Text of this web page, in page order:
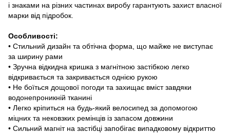
і знаками на різних частинах виробу гарантують захист власної
марки від підробок.
Особливості:
• Стильний дизайн та обтічна форма, що майже не виступає
за ширину рами
• Зручна відкидна кришка з магнітною застібкою легко
відкривається та закривається однією рукою
• Не боїться дощової погоди та захищає вміст завдяки
водонепроникній тканині
​​​​​• Легко кріпиться на будь-який велосипед за допомогою
міцних та нековзких ремінців із запасом довжини
• Сильний магніт на застібці запобігає випадковому відкриттю